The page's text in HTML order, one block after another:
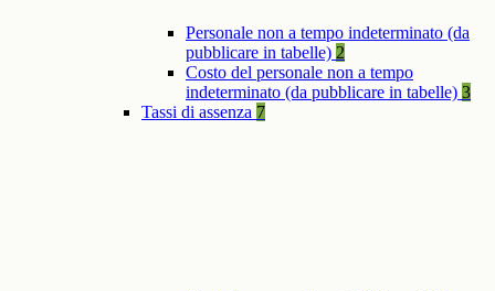
Personale non a tempo indeterminato (da
pubblicare in tabelle) 2
Costo del personale non a tempo
indeterminato (da pubblicare in tabelle) 3
Tassi di assenza 7